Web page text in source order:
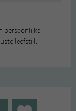
persoonlijke
leefstijl.